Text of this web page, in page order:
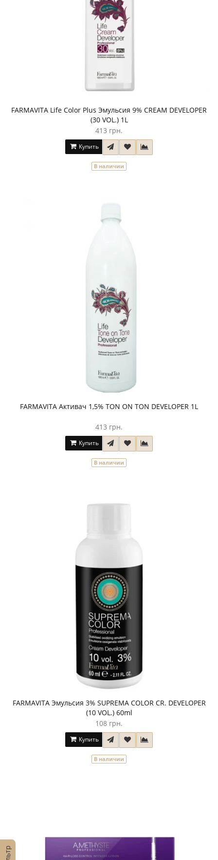
FARMAVITA Life Color Plus Эмульсия 9% CREAM DEVELOPER
(30 VOL.) 1L
413 грн.
Купить
В наличии
FARMAVITA Активач 1,5% TON ON TON DEVELOPER 1L
413 грн.
Купить
В наличии
FARMAVITA Эмульсия 3% SUPREMA COLOR CR. DEVELOPER
(10 VOL.) 60ml
108 грн.
Купить
В наличии